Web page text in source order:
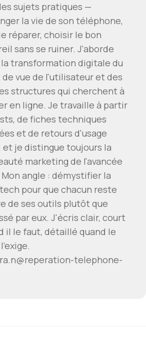
sujets pratiques —
la vie de son téléphone,
réparer, choisir le bon
sans se ruiner. J'aborde
la transformation digitale du
vue de l'utilisateur et des
structures qui cherchent à
en ligne. Je travaille à partir
de fiches techniques
et de retours d'usage
et je distingue toujours la
marketing de l'avancée
angle : démystifier la
pour que chacun reste
de ses outils plutôt que
par eux. J'écris clair, court
il le faut, détaillé quand le
telephone-